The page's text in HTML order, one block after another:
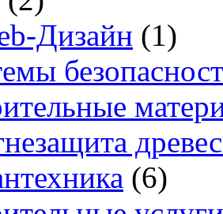
Дизайн (1)
(6)